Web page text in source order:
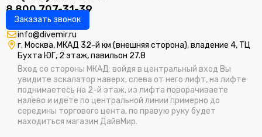
8 800 707-31-39
Заказать звонок
info@divemir.ru
г. Москва, МКАД 32-й км (внешняя сторона), владение 4, ТЦ
Бухта ЮГ, 2 этаж, павильон 27.8
Вход со стороны МКАД: войдя в центральный вход Вы
увидите эскалатор наверх, слева от него лифт, на лифте
поднимаетесь на 2-й этаж, из лифта поворачиваете
налево и идете по центральной линии примерно до
середины торгового цента, по правую руку будет
находиться магазин ДайвМир.